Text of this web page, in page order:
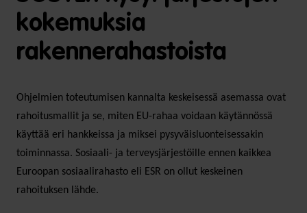
kokemuksia
rakennerahastoista
Ohjelmien toteutumisen kannalta keskeisessä asemassa ovat
rahoitusmallit ja se, miten EU-rahaa voidaan käytännössä
käyttää eri hankkeissa ja miksei pysyväisluonteisessakin
toiminnassa. Sosiaali- ja terveysjärjestöille ennen kaikkea
Euroopan sosiaalirahasto eli ESR on ollut keskeinen
rahoituksen lähde.